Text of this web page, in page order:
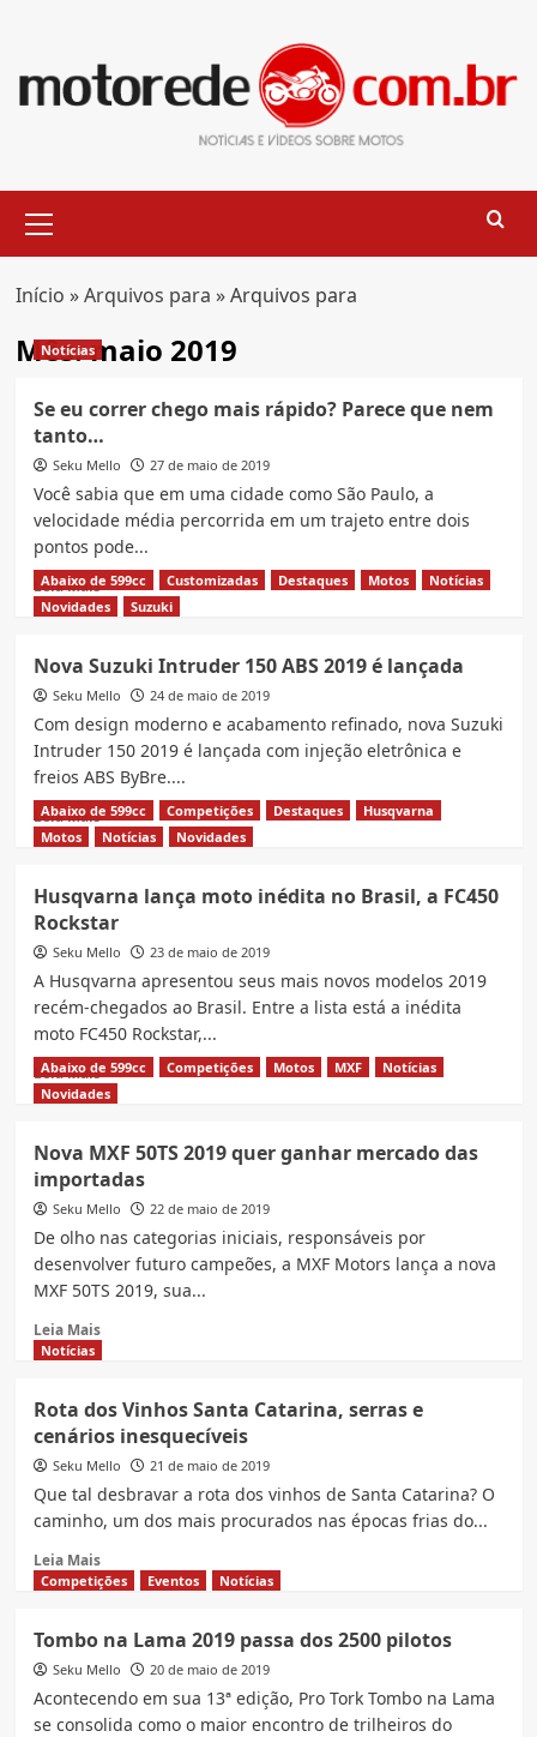
content
Menu
Início »Arquivos para »Arquivos para
Mês:maio 2019
Notícias
Se eu correr chego mais rápido? Parece que nem
tanto…
Seku Mello 27 de maio de 2019
Você sabia que em uma cidade como São Paulo, a
velocidade média percorrida em um trajeto entre dois
pontos pode...
Leia MaisRead
more
eu
correr
chego
mais
Parece
que
nem
Abaixo de 599cc Customizadas Destaques Motos
Notícias
Novidades
Suzuki
Nova Suzuki Intruder 150 ABS 2019 é lançada
Seku Mello 24 de maio de 2019
Com design moderno e acabamento refinado, nova Suzuki
Intruder 150 2019 é lançada com injeção eletrônica e
freios ABS ByBre....
Leia MaisRead
more
Suzuki
Intruder
150
é
lançada
Abaixo de 599cc Competições Destaques
Husqvarna
Motos
Notícias Novidades
Husqvarna lança moto inédita no Brasil, a FC450
Rockstar
Seku Mello 23 de maio de 2019
A Husqvarna apresentou seus mais novos modelos 2019
recém-chegados ao Brasil. Entre a lista está a inédita
moto FC450 Rockstar,...
Leia MaisRead
more
lança
moto
inédita
a
FC450
Abaixo de 599cc Competições Motos MXF
Notícias
Novidades
Nova MXF 50TS 2019 quer ganhar mercado das
importadas
Seku Mello 22 de maio de 2019
De olho nas categorias iniciais, responsáveis por
desenvolver futuro campeões, a MXF Motors lança a nova
MXF 50TS 2019, sua...
Leia MaisRead
MXF
50TS
2019
quer
mercado
das
importadas
Notícias
Rota dos Vinhos Santa Catarina, serras e
cenários inesquecíveis
Seku Mello 21 de maio de 2019
Que tal desbravar a rota dos vinhos de Santa Catarina? O
caminho, um dos mais procurados nas épocas frias do...
Leia MaisRead
more
dos
Vinhos
Santa
Catarina,
Competições Eventos Notícias
Tombo na Lama 2019 passa dos 2500 pilotos
Seku Mello 20 de maio de 2019
Acontecendo em sua 13ª edição, Pro Tork Tombo na Lama
se consolida como o maior encontro de trilheiros do